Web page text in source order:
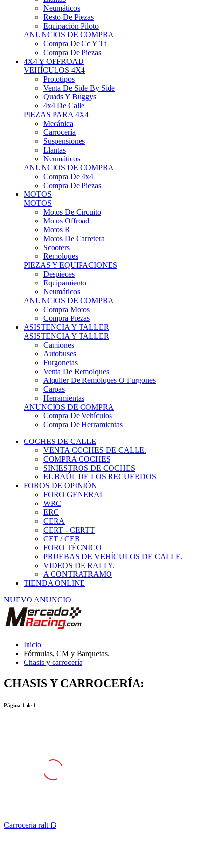
Neumáticos
Resto De Piezas
Equipación Piloto
ANUNCIOS DE COMPRA
Compra De Cc Y Tt
Compra De Piezas
4X4 Y OFFROAD
VEHÍCULOS 4X4
Prototipos
Venta De Side By Side
Quads Y Buggys
4x4 De Calle
PIEZAS PARA 4X4
Mecánica
Carrocería
Suspensiones
Llantas
Neumáticos
ANUNCIOS DE COMPRA
Compra De 4x4
Compra De Piezas
MOTOS
MOTOS
Motos De Circuito
Motos Offroad
Motos R
Motos De Carretera
Scooters
Remolques
PIEZAS Y EQUIPACIONES
Despieces
Equipamiento
Neumáticos
ANUNCIOS DE COMPRA
Compra Motos
Compra Piezas
ASISTENCIA Y TALLER
ASISTENCIA Y TALLER
Camiones
Autobuses
Furgonetas
Venta De Remolques
Alquiler De Remolques O Furgones
Carpas
Herramientas
ANUNCIOS DE COMPRA
Compra De Vehículos
Compra De Herramientas
COCHES DE CALLE
VENTA COCHES DE CALLE.
COMPRA COCHES
SINIESTROS DE COCHES
EL BAÚL DE LOS RECUERDOS
FOROS DE OPINIÓN
FORO GENERAL
WRC
ERC
CERA
CERT - CERTT
CET / CER
FORO TÉCNICO
PRUEBAS DE VEHÍCULOS DE CALLE.
VIDEOS DE RALLY.
A CONTRATRAMO
TIENDA ONLINE
NUEVO ANUNCIO
Inicio
Fórmulas, CM y Barquetas.
Chasis y carrocería
CHASIS Y CARROCERÍA:
Página 1 de 1
Carrocería ralt f3